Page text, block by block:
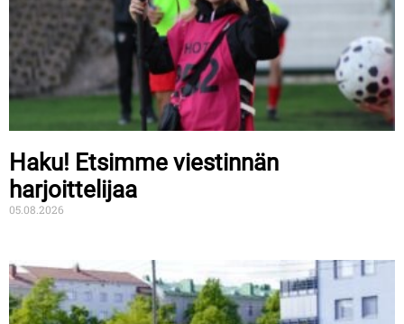
Haku! Etsimme viestinnän
harjoittelijaa
05.08.2026